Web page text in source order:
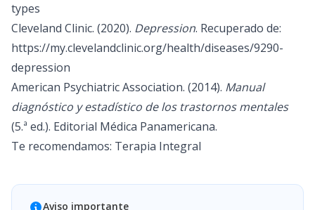
types
Cleveland Clinic. (2020). Depression. Recuperado de:
https://my.clevelandclinic.org/health/diseases/9290-
depression
American Psychiatric Association. (2014). Manual
diagnóstico y estadístico de los trastornos mentales
(5.ª ed.). Editorial Médica Panamericana.
Te recomendamos: Terapia Integral
Aviso importante